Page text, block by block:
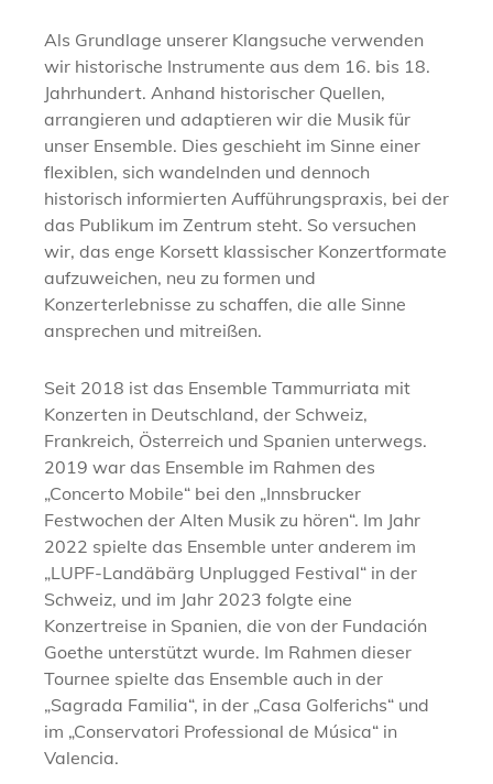
Als Grundlage unserer Klangsuche verwenden
wir historische Instrumente aus dem 16. bis 18.
Jahrhundert. Anhand historischer Quellen,
arrangieren und adaptieren wir die Musik für
unser Ensemble. Dies geschieht im Sinne einer
flexiblen, sich wandelnden und dennoch
historisch informierten Aufführungspraxis, bei der
das Publikum im Zentrum steht. So versuchen
wir, das enge Korsett klassischer Konzertformate
aufzuweichen, neu zu formen und
Konzerterlebnisse zu schaffen, die alle Sinne
ansprechen und mitreißen.
Seit 2018 ist das Ensemble Tammurriata mit
Konzerten in Deutschland, der Schweiz,
Frankreich, Österreich und Spanien unterwegs.
2019 war das Ensemble im Rahmen des
„Concerto Mobile“ bei den „Innsbrucker
Festwochen der Alten Musik zu hören“. Im Jahr
2022 spielte das Ensemble unter anderem im
„LUPF-Landäbärg Unplugged Festival“ in der
Schweiz, und im Jahr 2023 folgte eine
Konzertreise in Spanien, die von der Fundación
Goethe unterstützt wurde. Im Rahmen dieser
Tournee spielte das Ensemble auch in der
„Sagrada Familia“, in der „Casa Golferichs“ und
im „Conservatori Professional de Música“ in
Valencia.